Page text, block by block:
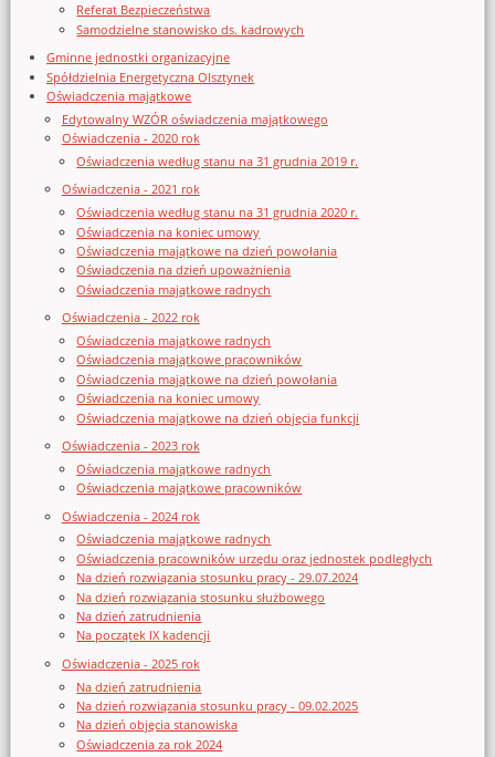
Referat Bezpieczeństwa
Samodzielne stanowisko ds. kadrowych
Gminne jednostki organizacyjne
Spółdzielnia Energetyczna Olsztynek
Oświadczenia majątkowe
Edytowalny WZÓR oświadczenia majątkowego
Oświadczenia - 2020 rok
Oświadczenia według stanu na 31 grudnia 2019 r.
Oświadczenia - 2021 rok
Oświadczenia według stanu na 31 grudnia 2020 r.
Oświadczenia na koniec umowy
Oświadczenia majątkowe na dzień powołania
Oświadczenia na dzień upoważnienia
Oświadczenia majątkowe radnych
Oświadczenia - 2022 rok
Oświadczenia majątkowe radnych
Oświadczenia majątkowe pracowników
Oświadczenia majątkowe na dzień powołania
Oświadczenia na koniec umowy
Oświadczenia majątkowe na dzień objęcia funkcji
Oświadczenia - 2023 rok
Oświadczenia majątkowe radnych
Oświadczenia majątkowe pracowników
Oświadczenia - 2024 rok
Oświadczenia majątkowe radnych
Oświadczenia pracowników urzędu oraz jednostek podległych
Na dzień rozwiązania stosunku pracy - 29.07.2024
Na dzień rozwiązania stosunku służbowego
Na dzień zatrudnienia
Na początek IX kadencji
Oświadczenia - 2025 rok
Na dzień zatrudnienia
Na dzień rozwiązania stosunku pracy - 09.02.2025
Na dzień objęcia stanowiska
Oświadczenia za rok 2024